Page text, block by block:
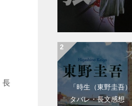
長
「時生（東野圭吾
タバレ・長文感想